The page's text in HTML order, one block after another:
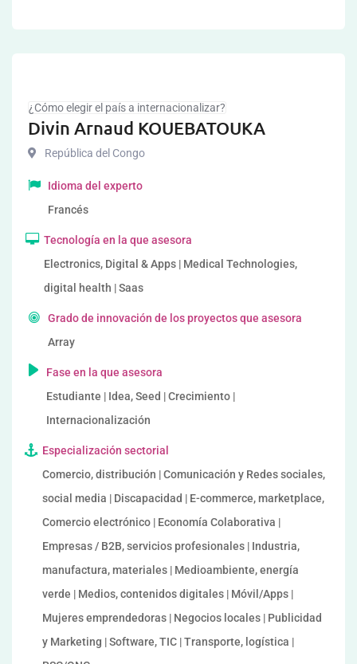
¿Cómo elegir el país a internacionalizar?
Divin Arnaud KOUEBATOUKA
República del Congo
Idioma del experto
Francés
Tecnología en la que asesora
Electronics, Digital & Apps | Medical Technologies,
digital health | Saas
Grado de innovación de los proyectos que asesora
Array
Fase en la que asesora
Estudiante | Idea, Seed | Crecimiento |
Internacionalización
Especialización sectorial
Comercio, distribución | Comunicación y Redes sociales,
social media | Discapacidad | E-commerce, marketplace,
Comercio electrónico | Economía Colaborativa |
Empresas / B2B, servicios profesionales | Industria,
manufactura, materiales | Medioambiente, energía
verde | Medios, contenidos digitales | Móvil/Apps |
Mujeres emprendedoras | Negocios locales | Publicidad
y Marketing | Software, TIC | Transporte, logística |